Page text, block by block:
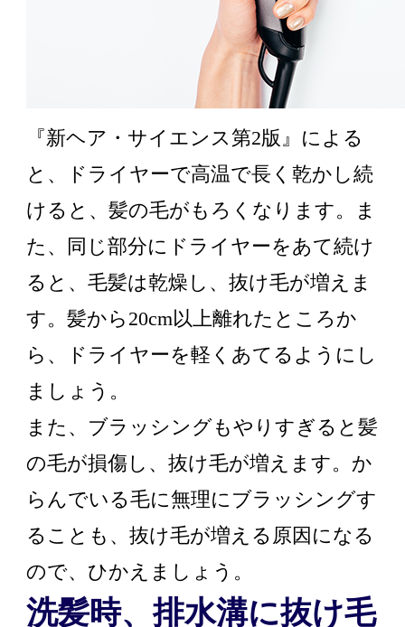
『新ヘア・サイエンス第2版』による
と、ドライヤーで高温で長く乾かし続
けると、髪の毛がもろくなります。ま
た、同じ部分にドライヤーをあて続け
ると、毛髪は乾燥し、抜け毛が増えま
す。髪から20cm以上離れたところか
ら、ドライヤーを軽くあてるようにし
ましょう。
また、ブラッシングもやりすぎると髪
の毛が損傷し、抜け毛が増えます。か
らんでいる毛に無理にブラッシングす
ることも、抜け毛が増える原因になる
ので、ひかえましょう。
洗髪時、排水溝に抜け毛